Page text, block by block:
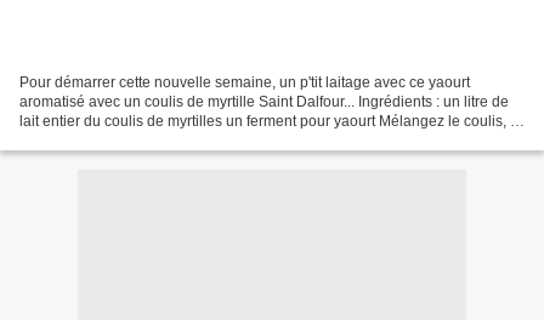
Pour démarrer cette nouvelle semaine, un p'tit laitage avec ce yaourt
aromatisé avec un coulis de myrtille Saint Dalfour... Ingrédients : un litre de
lait entier du coulis de myrtilles un ferment pour yaourt Mélangez le coulis, le